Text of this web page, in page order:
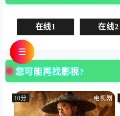
在线1 在线2
您可能再找影视?
10分 电视剧
☰